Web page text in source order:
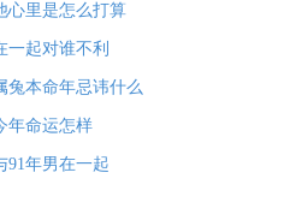
年
性需要结束这一年的生活和工
需要对自己的未来进行规划和设
工作中能够取得更好的成绩。
心里是怎么打算
一起对谁不利
兔本命年忌讳什么
年命运怎样
91年男在一起